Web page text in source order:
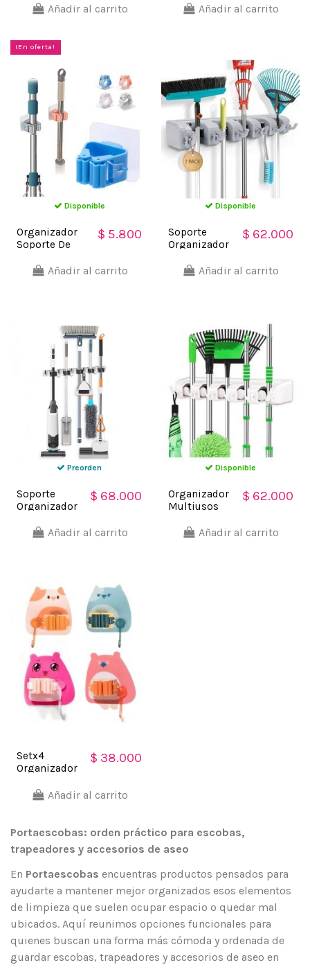
Acero Añadir al carrito
jardín Escobas
Añadir al carrito
¡En oferta!
Disponible
Organizador
Soporte De
De Aseo Wall
$ 5.800
Añadir al carrito
Disponible
Soporte
Organizador
Colgador
$ 62.000
Añadir al carrito
Preorden
Soporte
Organizador
Acero
$ 68.000
Añadir al carrito
Disponible
Organizador
Multiusos
Útiles De
$ 62.000
Añadir al carrito
Setx4
Organizador
Escobas
Gatos
$ 38.000
Añadir al carrito
Portaescobas: orden práctico para escobas,
trapeadores y accesorios de aseo
En Portaescobas encuentras productos pensados para
ayudarte a mantener mejor organizados esos elementos
de limpieza que suelen ocupar espacio o quedar mal
ubicados. Aquí reunimos opciones funcionales para
quienes buscan una forma más cómoda y ordenada de
guardar escobas, trapeadores y accesorios de aseo en